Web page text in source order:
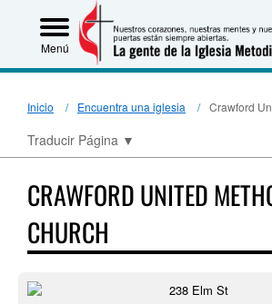
Menú
Inicio Encuentra una iglesia Crawford
Traducir Página ▼
CRAWFORD UNITED
CHURCH
238 Elm St